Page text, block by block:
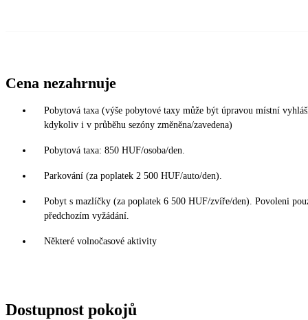
Cena nezahrnuje
Pobytová taxa (výše pobytové taxy může být úpravou místní
kdykoliv i v průběhu sezóny změněna/zavedena)
Pobytová taxa: 850 HUF/osoba/den.
Parkování (za poplatek 2 500 HUF/auto/den).
Pobyt s mazlíčky (za poplatek 6 500 HUF/zvíře/den). Povoleni
předchozím vyžádání.
Některé volnočasové aktivity
Dostupnost pokojů